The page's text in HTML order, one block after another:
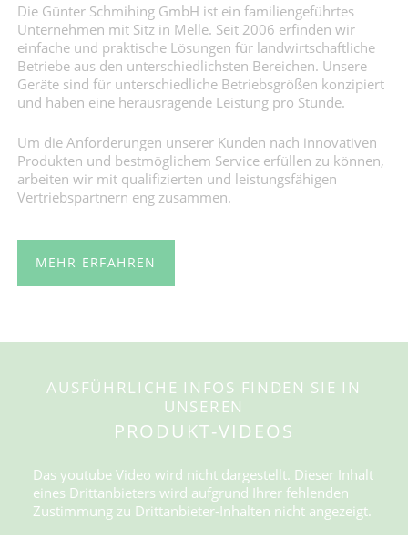
Die Günter Schmihing GmbH ist ein familiengeführtes
Unternehmen mit Sitz in Melle. Seit 2006 erfinden wir
einfache und praktische Lösungen für landwirtschaftliche
Betriebe aus den unterschiedlichsten Bereichen. Unsere
Geräte sind für unterschiedliche Betriebsgrößen konzipiert
und haben eine herausragende Leistung pro Stunde.
Um die Anforderungen unserer Kunden nach innovativen
Produkten und bestmöglichem Service erfüllen zu können,
arbeiten wir mit qualifizierten und leistungsfähigen
Vertriebspartnern eng zusammen.
MEHR ERFAHREN
AUSFÜHRLICHE INFOS FINDEN SIE IN
UNSEREN
PRODUKT-VIDEOS
Das youtube Video wird nicht dargestellt. Dieser Inhalt
eines Drittanbieters wird aufgrund Ihrer fehlenden
Zustimmung zu Drittanbieter-Inhalten nicht angezeigt.